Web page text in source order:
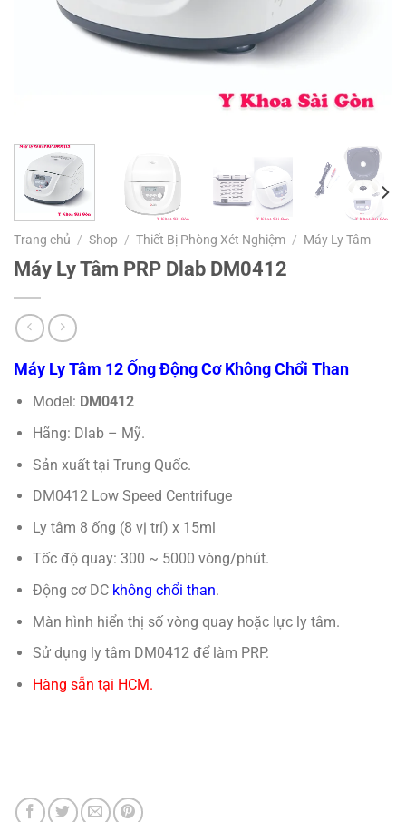
Trang chủ / Shop / Thiết Bị Phòng Xét Nghiệm / Máy Ly Tâm
Máy Ly Tâm PRP Dlab DM0412
Máy Ly Tâm 12 Ống Động Cơ Không Chổi Than
Model: DM0412
Hãng: Dlab – Mỹ.
Sản xuất tại Trung Quốc.
DM0412 Low Speed Centrifuge
Ly tâm 8 ống (8 vị trí) x 15ml
Tốc độ quay: 300 ~ 5000 vòng/phút.
Động cơ DC không chổi than.
Màn hình hiển thị số vòng quay hoặc lực ly tâm.
Sử dụng ly tâm DM0412 để làm PRP.
Hàng sẵn tại HCM.